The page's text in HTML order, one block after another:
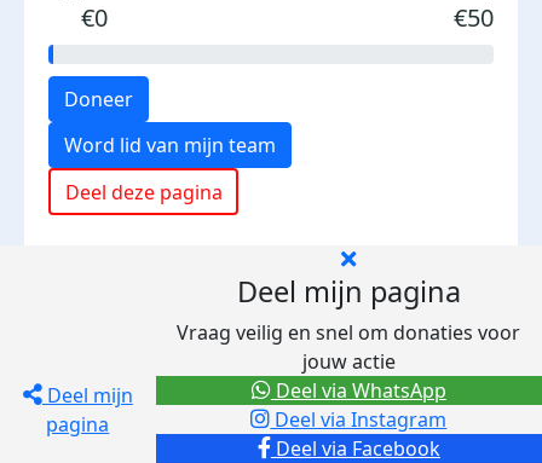
€0 €50
Doneer
Word lid van mijn team
Deel deze pagina
Deel mijn
pagina
Deel mijn pagina
Vraag veilig en snel om donaties voor
jouw actie
Deel via Facebook
Deel via Instagram
Deel via WhatsApp